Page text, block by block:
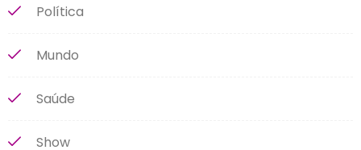
Política
Mundo
Saúde
Show